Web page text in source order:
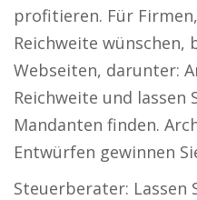
profitieren. Für
Reichweite
Webseiten, darunter:
Reichweite und lassen
Mandanten finden.
Entwürfen gewinnen
Steuerberater: Lassen